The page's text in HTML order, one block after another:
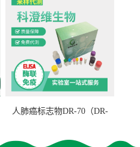
人肺癌标志物DR-70（DR-